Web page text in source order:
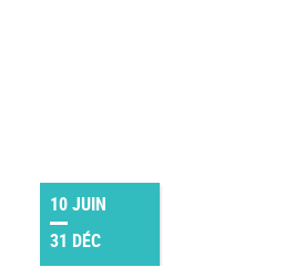
10 JUIN
31 DÉC